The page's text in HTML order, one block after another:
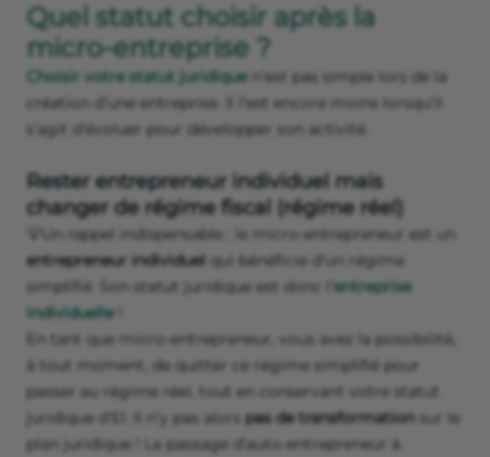
Quel statut choisir après la
micro-entreprise ?
Choisir votre statut juridiquen’est pas simple lors de la
création d’une entreprise. Il l’est encore moins lorsqu’il
s’agit d’évoluer pour développer son activité.
Rester entrepreneur individuel mais
changer de régime fiscal (régime réel)
💡Un rappel indispensable : le micro-entrepreneur est un
entrepreneur individuel qui bénéficie d’un régime
simplifié. Son statut juridique est donc l’ entreprise
individuelle!
En tant que micro-entrepreneur, vous avez la possibilité,
à tout moment, de quitter ce régime simplifié pour
passer au régime réel, tout en conservant votre statut
juridique d’EI. Il n’y pas alors pas de transformation sur le
plan juridique ! Le passage d’auto-entrepreneur à